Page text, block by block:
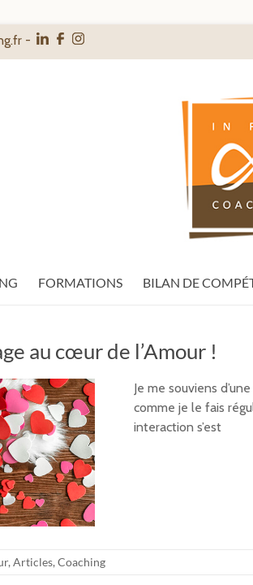
-
FORMATIONS BILAN DE
au cœur de l’Amour !
Je me souviens
comme je le fais
interaction s’est
, Articles, Coaching